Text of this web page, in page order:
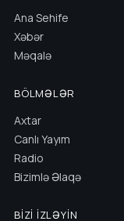
Ana Sehife
Xəbər
Məqalə
BÖLMƏLƏR
Axtar
Canlı Yayım
Radio
Bizimlə Əlaqə
BIZI İZLƏYIN